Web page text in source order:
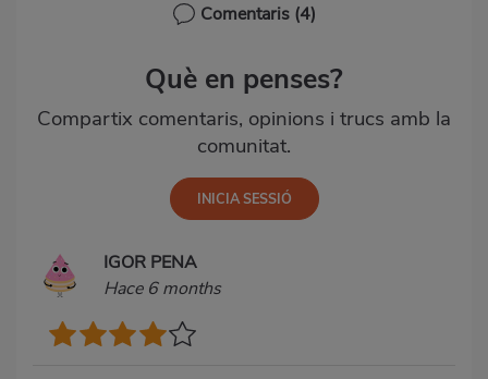
Comentaris (4)
Què en penses?
Compartix comentaris, opinions i trucs amb la
comunitat.
IGOR PENA
Hace 6 months